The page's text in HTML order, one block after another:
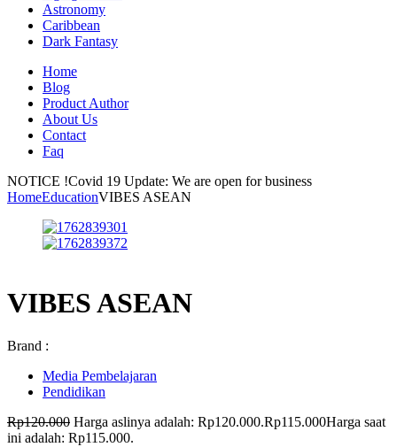
Astronomy
Caribbean
Dark Fantasy
Home
Blog
Product Author
About Us
Contact
Faq
NOTICE !Covid 19 Update: We are open for business
HomeEducationVIBES ASEAN
VIBES ASEAN
Brand :
Media Pembelajaran
Pendidikan
Rp120.000 Harga aslinya adalah: Rp120.000.Rp115.000Harga saat
ini adalah: Rp115.000.